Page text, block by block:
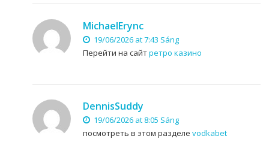
MichaelErync
19/06/2026 at 7:43 Sáng
Перейти на сайтретро казино
DennisSuddy
19/06/2026 at 8:05 Sáng
посмотреть в этом разделе vodkabet